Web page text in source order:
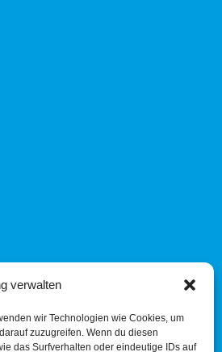
verwalten
wir Technologien wie Cookies, um
zuzugreifen. Wenn du diesen
das Surfverhalten oder eindeutige IDs auf